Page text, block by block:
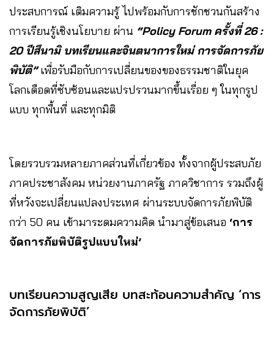
ประสบการณ์ เติมความรู้ ไปพร้อมกับการชักชวนกันสร้าง
การเรียนรู้เชิงนโยบาย ผ่าน “Policy Forum ครั้งที่ 26 :
20 ปีสึนามิ บทเรียนและจินตนาการใหม่ การจัดการภัย
พิบัติ”เพื่อรับมือกับการเปลี่ยนของของธรรมชาติในยุค
โลกเดือดที่ซับซ้อนและแปรปรวนมากขึ้นเรื่อย ๆ ในทุกรูป
แบบ ทุกพื้นที่ และทุกมิติ
โดยรวบรวมหลายภาคส่วนที่เกี่ยวข้อง ทั้งจากผู้ประสบภัย
ภาคประชาสังคม หน่วยงานภาครัฐ ภาควิชาการ รวมถึงผู้
ที่หวังจะเปลี่ยนแปลงประเทศ ผ่านระบบจัดการภัยพิบัติ
กว่า 50 คน เข้ามาระดมความคิด นำมาสู่ข้อเสนอ ‘การ
จัดการภัยพิบัติรูปแบบใหม่’
บทเรียนความสูญเสีย บทสะท้อนความสำคัญ ‘การ
จัดการภัยพิบัติ’